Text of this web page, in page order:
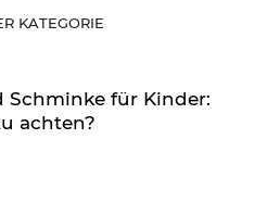
KATEGORIE
Schminke für Kinder:
achten?